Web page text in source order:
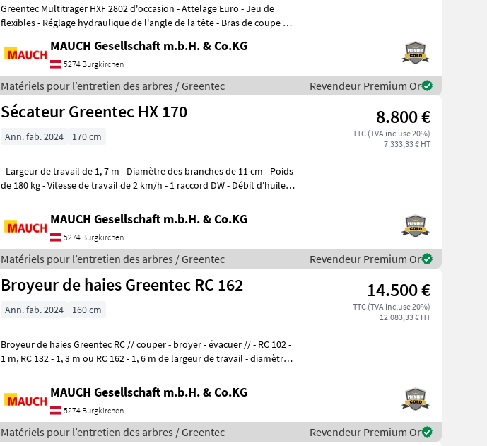
Greentec Multiträger HXF 2802 d'occasion - Attelage Euro - Jeu de
flexibles - Réglage hydraulique de l'angle de la tête - Bras de coupe à
MAUCH Gesellschaft m.b.H. & Co.KG
5274 Burgkirchen
Matériels pour l’entretien des arbres / Greentec Revendeur Premium Or
Sécateur Greentec HX 170 8.800 €
TTC (TVA incluse 20%)
7.333,33 € HT
Ann. fab. 2024 170 cm
- Largeur de travail de 1, 7 m - Diamètre des branches de 11 cm - Poids
de 180 kg - Vitesse de travail de 2 km/h - 1 raccord DW - Débit d'huile
MAUCH Gesellschaft m.b.H. & Co.KG
5274 Burgkirchen
Matériels pour l’entretien des arbres / Greentec Revendeur Premium Or
Broyeur de haies Greentec RC 162 14.500 €
TTC (TVA incluse 20%)
12.083,33 € HT
Ann. fab. 2024 160 cm
Broyeur de haies Greentec RC // couper - broyer - évacuer // - RC 102 -
1 m, RC 132 - 1, 3 m ou RC 162 - 1, 6 m de largeur de travail - diamètre
MAUCH Gesellschaft m.b.H. & Co.KG
5274 Burgkirchen
Matériels pour l’entretien des arbres / Greentec Revendeur Premium Or